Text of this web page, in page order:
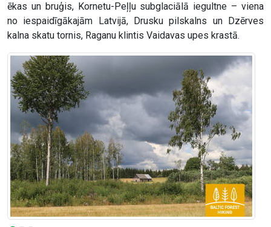
ēkas un bruģis, Kornetu-Peļļu subglaciālā iegultne – viena
no iespaidīgākajām Latvijā, Drusku pilskalns un Dzērves
kalna skatu tornis, Raganu klintis Vaidavas upes krastā.